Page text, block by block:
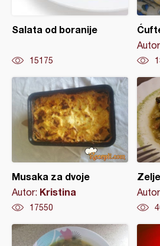
Salata od boranije
15175
Musaka za dvoje
Autor: Kristina
17550